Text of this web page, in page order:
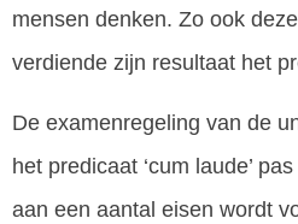
mensen denken. Zo ook
verdiende zijn resultaat het
De examenregeling van de
het predicaat ‘cum laude’
aan een aantal eisen wordt